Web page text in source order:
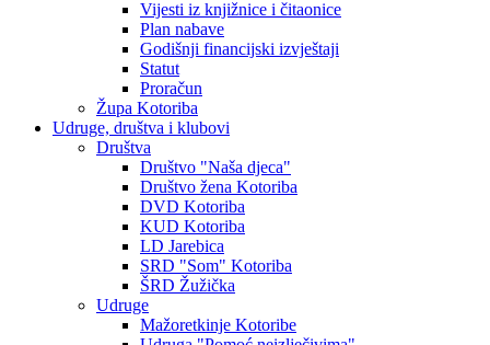
Vijesti iz knjižnice i čitaonice
Plan nabave
Godišnji financijski izvještaji
Statut
Proračun
Župa Kotoriba
Udruge, društva i klubovi
Društva
Društvo "Naša djeca"
Društvo žena Kotoriba
DVD Kotoriba
KUD Kotoriba
LD Jarebica
SRD "Som" Kotoriba
ŠRD Žužička
Udruge
Mažoretkinje Kotoribe